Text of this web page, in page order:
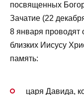
посвященных
Зачатие (22
8 января проводят
близких Иисусу
память:
царя Давида,